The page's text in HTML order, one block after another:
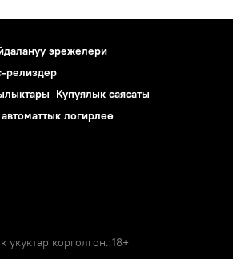
эрежелери
релиздер
Купуялык саясаты
логирлөө
корголгон. 18+